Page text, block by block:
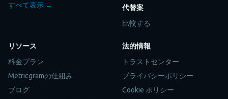
すべて表示 →
代替案
比較する
リソース
料金プラン
Metricgramの仕組み
ブログ
法的情報
トラストセンター
プライバシーポリシー
Cookie ポリシー